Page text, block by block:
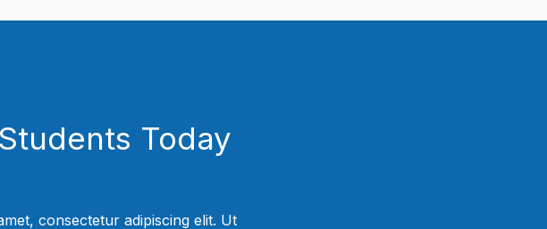
Today!
consectetur adipiscing elit. Ut